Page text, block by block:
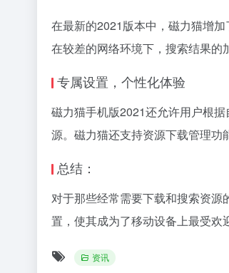
在最新的2021版本中，磁力猫增
在较差的网络环境下，搜索结果的
专属设置，个性化体验
磁力猫手机版2021还允许用户根
源。磁力猫还支持资源下载管理功
总结：
对于那些经常需要下载和搜索资
置，使其成为了移动设备上最受欢
资讯